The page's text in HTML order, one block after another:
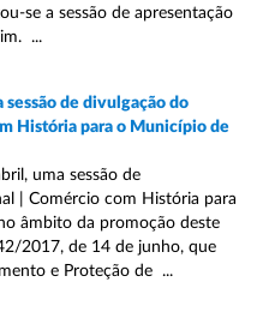
se a sessão de apresentação
...
sessão de divulgação do
História para o Município de
uma sessão de
| Comércio com História para
âmbito da promoção deste
2017, de 14 de junho, que
e Proteção de ...